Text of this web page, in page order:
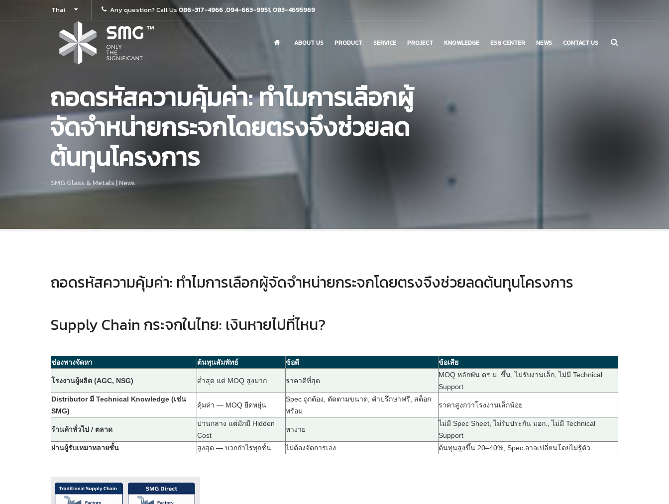
Thai Any question? Call Us086-317-4966 ,094-663-9951, 083-4695969
ABOUT US PRODUCT SERVICE PROJECT KNOWLEDGE ESG CENTER NEWS CONTACT US
ถอดรหัสความคุ้มค่า: ทำไมการเลือกผู้
จัดจำหน่ายกระจกโดยตรงจึงช่วยลด
ต้นทุนโครงการ
SMG Glass & Metals | News
ถอดรหัสความคุ้มค่า: ทำไมการเลือกผู้จัดจำหน่ายกระจกโดยตรงจึงช่วยลดต้นทุนโครงการ
Supply Chain กระจกในไทย: เงินหายไปที่ไหน?
ช่องทางจัดหา ต้นทุนสัมพัทธ์ ข้อดี ข้อเสีย
โรงงานผู้ผลิต (AGC, NSG) ต่ำสุด แต่ MOQ สูงมาก ราคาดีที่สุด
MOQ หลักพัน ตร.ม. ขึ้น, ไม่รับงานเล็ก, ไม่มี Technical
Support
Distributor มี Technical Knowledge (เช่น
SMG)
คุ้มค่า — MOQ ยืดหยุ่น
Spec ถูกต้อง, ตัดตามขนาด, คำปรึกษาฟรี, สต็อก
พร้อม
ราคาสูงกว่าโรงงานเล็กน้อย
ร้านค้าทั่วไป / ตลาด
ปานกลาง แต่มักมี Hidden
Cost
หาง่าย
ไม่มี Spec Sheet, ไม่รับประกัน มอก., ไม่มี Technical
Support
ผ่านผู้รับเหมาหลายชั้น
สูงสุด — บวกกำไรทุกชั้น ไม่ต้องจัดการเอง ต้นทุนสูงขึ้น 20–40%, Spec อาจเปลี่ยนโดยไม่รู้ตัว